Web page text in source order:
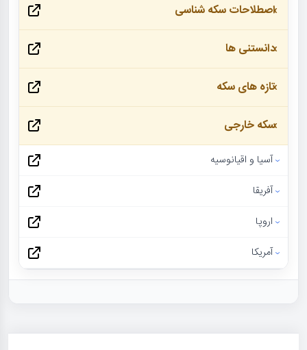
اصطلاحات سکه شناسی
دانستنی ها
تازه های سکه
سکه خارجی
آسیا و اقیانوسیه
آفریقا
اروپا
آمریکا